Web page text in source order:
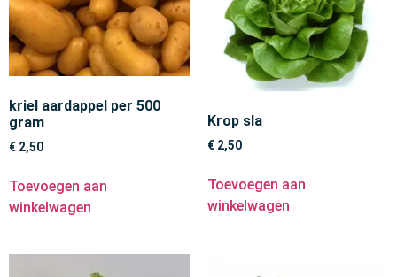
kriel aardappel per 500
gram
€ 2,50
Toevoegen aan
winkelwagen
Krop sla
€ 2,50
Toevoegen aan
winkelwagen